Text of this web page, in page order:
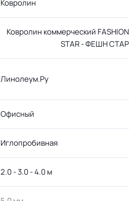
Ковролин
Ковролин коммерческий FASHION
STAR - ФЕШН СТАР
Линолеум.Ру
Офисный
Иглопробивная
2.0 - 3.0 - 4.0 м